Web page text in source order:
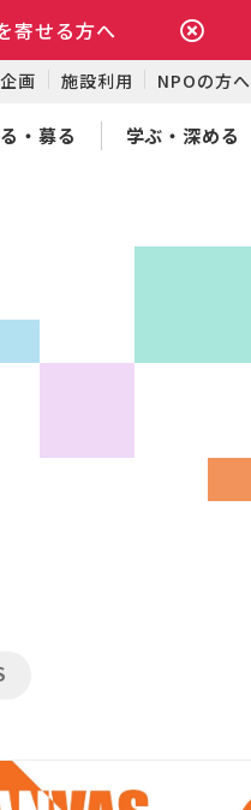
寄せる方へ
画 施設利用 NPOの方へ
・募る 学ぶ・深める